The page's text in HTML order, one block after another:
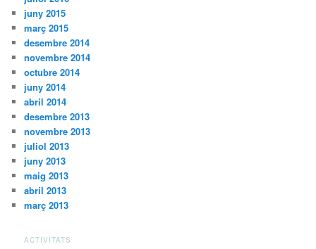
juny 2015
març 2015
desembre 2014
novembre 2014
octubre 2014
juny 2014
abril 2014
desembre 2013
novembre 2013
juliol 2013
juny 2013
maig 2013
abril 2013
març 2013
ACTIVITATS